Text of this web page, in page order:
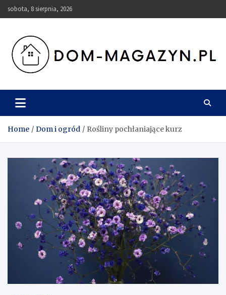
Skip
to
sobota, 8 sierpnia, 2026
Dom-Magazyn.pl
Home Dom i ogród Rośliny pochłaniające kurz